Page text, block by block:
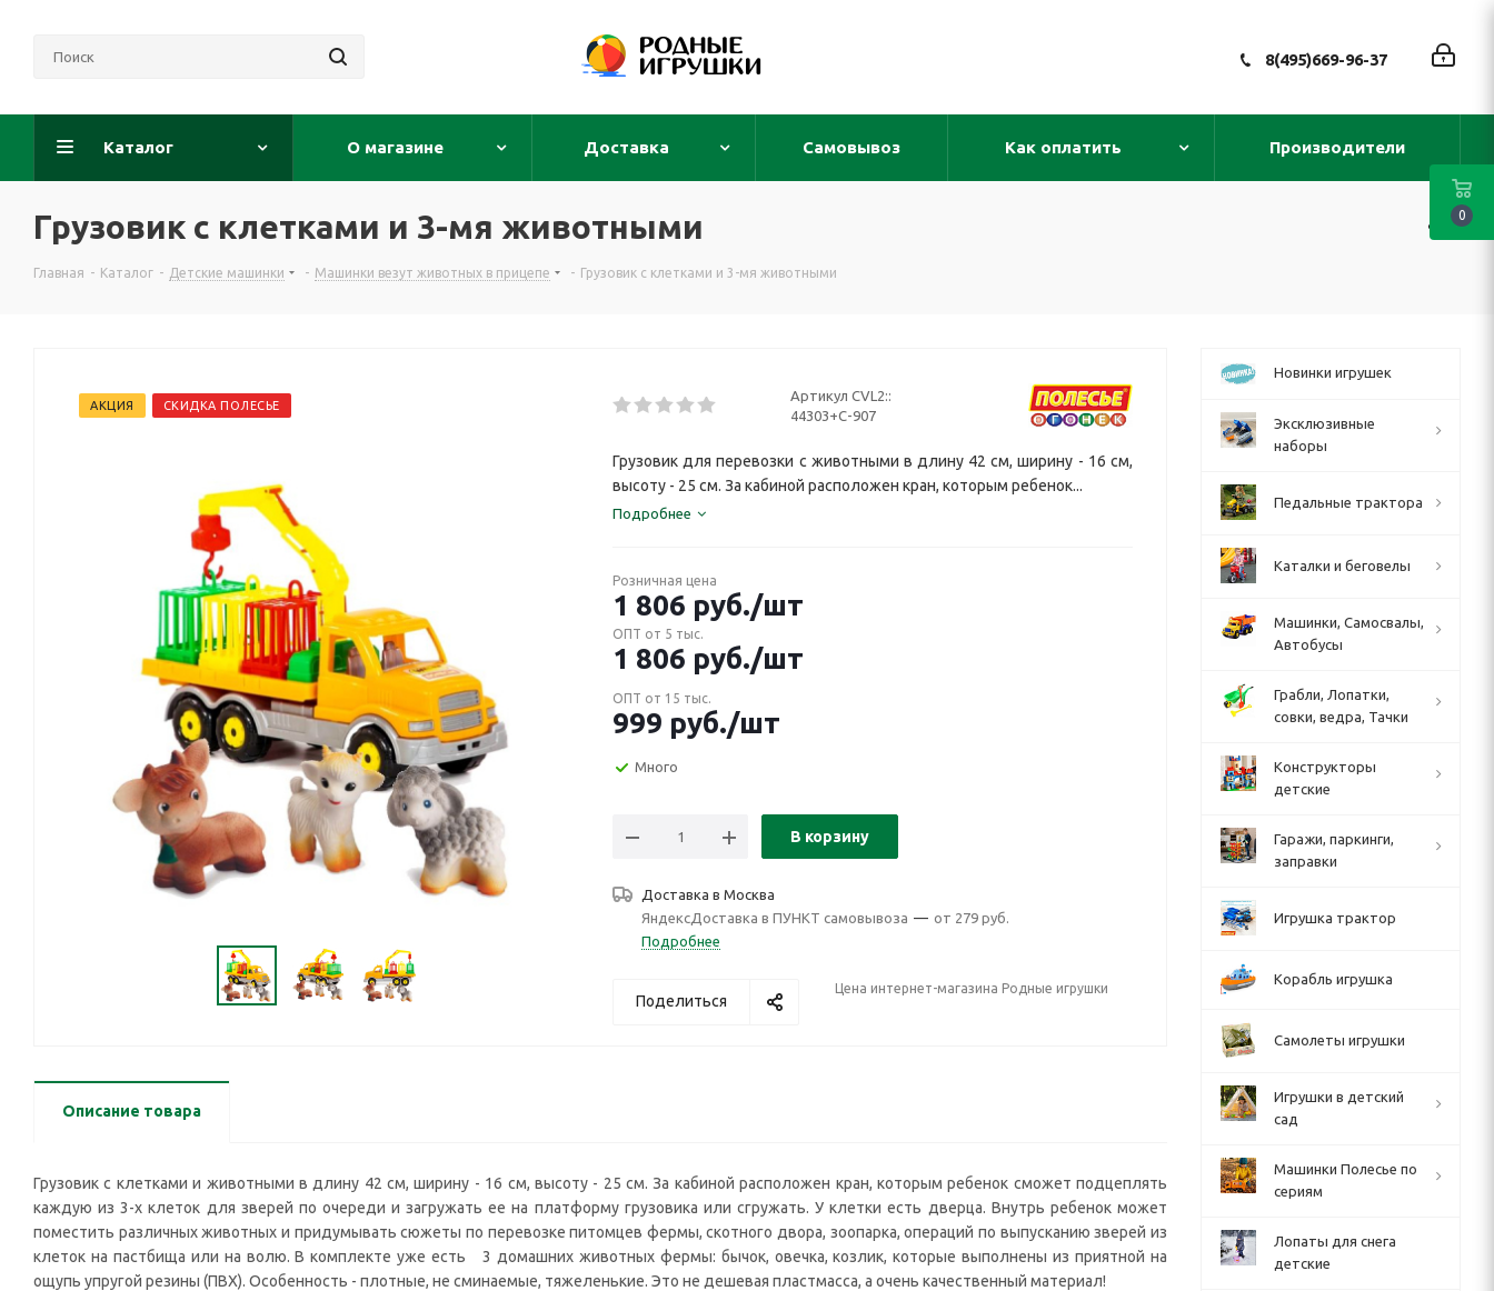
8(495)669-96-37
Каталог О магазине Доставка Самовывоз Как оплатить Производители
Грузовик с клетками и 3-мя животными
Главная - Каталог - Детские машинки - Машинки везут животных в прицепе - Грузовик с клетками и 3-мя животными
АКЦИЯ СКИДКА ПОЛЕСЬЕ
Артикул CVL2::
44303+С-907
Грузовик для перевозки с животными в длину 42 см, ширину - 16 см,
высоту - 25 см. За кабиной расположен кран, которым ребенок...
Подробнее
Розничная цена
1 806 руб./шт
ОПТ от 5 тыс.
1 806 руб./шт
ОПТ от 15 тыс.
999 руб./шт
Много
В корзину
Доставка в Москва
ЯндексДоставка в ПУНКТ самовывоза — от 279 руб.
Подробнее
Поделиться
Цена интернет-магазина Родные игрушки
Описание товара
Грузовик с клетками и животными в длину 42 см, ширину - 16 см, высоту - 25 см. За кабиной расположен кран, которым ребенок сможет подцеплять
каждую из 3-х клеток для зверей по очереди и загружать ее на платформу грузовика или сгружать. У клетки есть дверца. Внутрь ребенок может
поместить различных животных и придумывать сюжеты по перевозке питомцев фермы, скотного двора, зоопарка, операций по выпусканию зверей из
клеток на пастбища или на волю. В комплекте уже есть 3 домашних животных фермы: бычок, овечка, козлик, которые выполнены из приятной на
ощупь упругой резины (ПВХ). Особенность - плотные, не сминаемые, тяжеленькие. Это не дешевая пластмасса, а очень качественный материал!
Новинки игрушек
Эксклюзивные
наборы
Педальные трактора
Каталки и беговелы
Машинки, Самосвалы,
Автобусы
Грабли, Лопатки,
совки, ведра, Тачки
Конструкторы
детские
Гаражи, паркинги,
заправки
Игрушка трактор
Корабль игрушка
Самолеты игрушки
Игрушки в детский
сад
Машинки Полесье по
сериям
Лопаты для снега
детские
0